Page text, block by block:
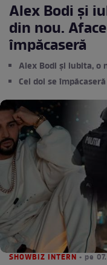
Alex Bodi și
din nou.
împăcaseră
Alex Bodi și iubita, o
Cei doi se
SHOWBIZ INTERN • pe